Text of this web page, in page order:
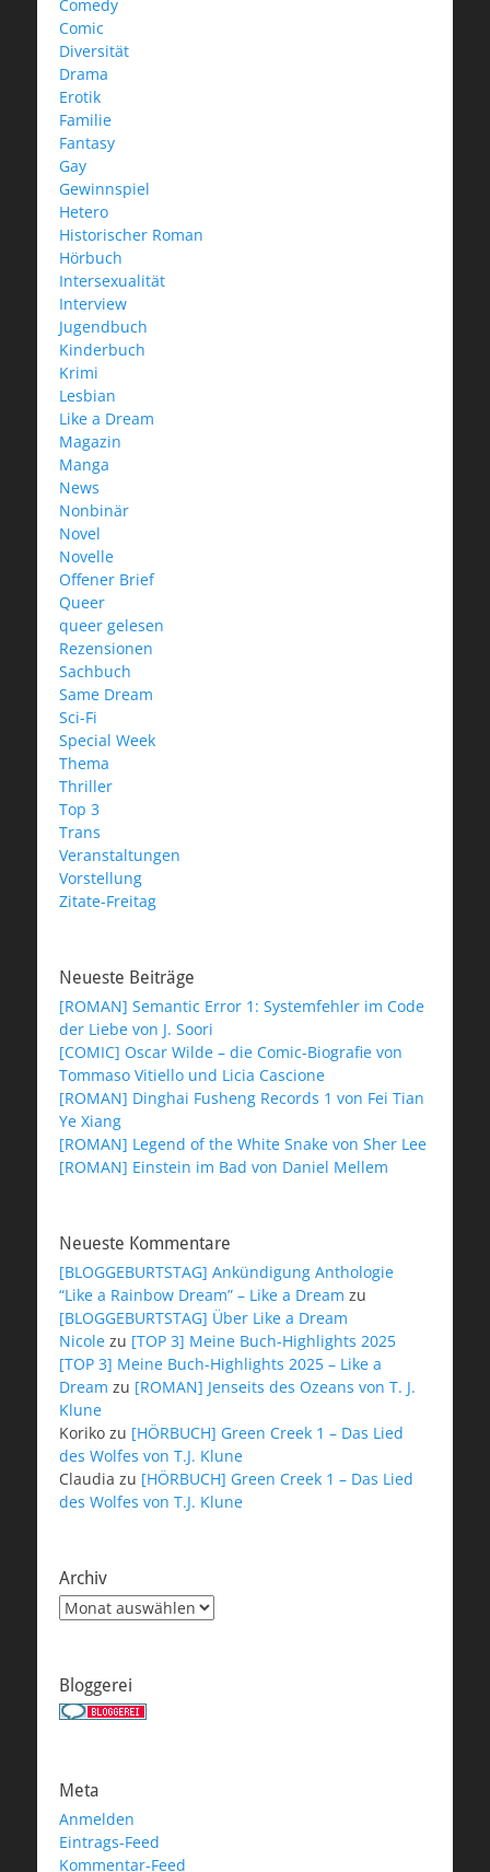
Comedy
Comic
Diversität
Drama
Erotik
Familie
Fantasy
Gay
Gewinnspiel
Hetero
Historischer Roman
Hörbuch
Intersexualität
Interview
Jugendbuch
Kinderbuch
Krimi
Lesbian
Like a Dream
Magazin
Manga
News
Nonbinär
Novel
Novelle
Offener Brief
Queer
queer gelesen
Rezensionen
Sachbuch
Same Dream
Sci-Fi
Special Week
Thema
Thriller
Top 3
Trans
Veranstaltungen
Vorstellung
Zitate-Freitag
Neueste Beiträge
[ROMAN] Semantic Error 1: Systemfehler im Code
der Liebe von J. Soori
[COMIC] Oscar Wilde – die Comic-Biografie von
Tommaso Vitiello und Licia Cascione
[ROMAN] Dinghai Fusheng Records 1 von Fei Tian
Ye Xiang
[ROMAN] Legend of the White Snake von Sher Lee
[ROMAN] Einstein im Bad von Daniel Mellem
Neueste Kommentare
[BLOGGEBURTSTAG] Ankündigung Anthologie
“Like a Rainbow Dream” – Like a Dream zu
[BLOGGEBURTSTAG] Über Like a Dream
Nicole zu [TOP 3] Meine Buch-Highlights 2025
[TOP 3] Meine Buch-Highlights 2025 – Like a
Dream zu [ROMAN] Jenseits des Ozeans von T. J.
Klune
Koriko zu [HÖRBUCH] Green Creek 1 – Das Lied
des Wolfes von T.J. Klune
Claudia zu [HÖRBUCH] Green Creek 1 – Das Lied
des Wolfes von T.J. Klune
Archiv
Archiv
Bloggerei
Meta
Anmelden
Eintrags-Feed
Kommentar-Feed